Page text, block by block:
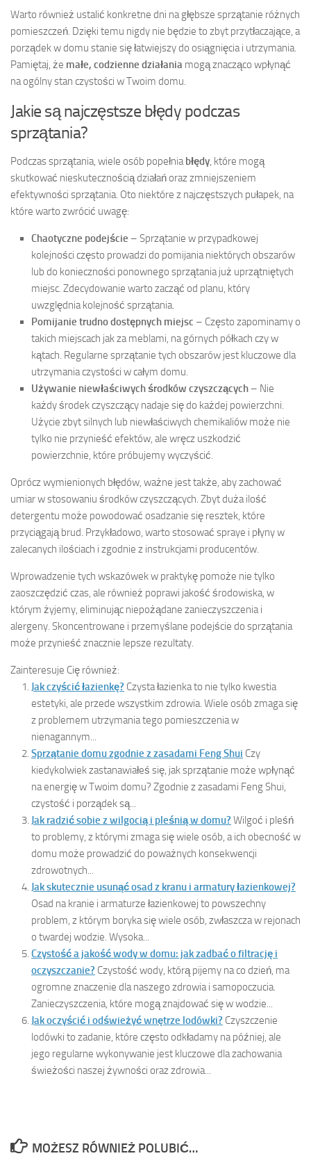
Warto również ustalić konkretne dni na głębsze sprzątanie różnych
pomieszczeń. Dzięki temu nigdy nie będzie to zbyt przytłaczające, a
porządek w domu stanie się łatwiejszy do osiągnięcia i utrzymania.
Pamiętaj, że małe, codzienne działania mogą znacząco wpłynąć
na ogólny stan czystości w Twoim domu.
Jakie są najczęstsze błędy podczas
sprzątania?
Podczas sprzątania, wiele osób popełniabłędy, które mogą
skutkować nieskutecznością działań oraz zmniejszeniem
efektywności sprzątania. Oto niektóre z najczęstszych pułapek, na
które warto zwrócić uwagę:
Chaotyczne podejście – Sprzątanie w przypadkowej
kolejności często prowadzi do pomijania niektórych obszarów
lub do konieczności ponownego sprzątania już uprzątniętych
miejsc. Zdecydowanie warto zacząć od planu, który
uwzględnia kolejność sprzątania.
Pomijanie trudno dostępnych miejsc – Często zapominamy o
takich miejscach jak za meblami, na górnych półkach czy w
kątach. Regularne sprzątanie tych obszarów jest kluczowe dla
utrzymania czystości w całym domu.
Używanie niewłaściwych środków czyszczących – Nie
każdy środek czyszczący nadaje się do każdej powierzchni.
Użycie zbyt silnych lub niewłaściwych chemikaliów może nie
tylko nie przynieść efektów, ale wręcz uszkodzić
powierzchnie, które próbujemy wyczyścić.
Oprócz wymienionych błędów, ważne jest także, aby zachować
umiar w stosowaniu środków czyszczących. Zbyt duża ilość
detergentu może powodować osadzanie się resztek, które
przyciągają brud. Przykładowo, warto stosować spraye i płyny w
zalecanych ilościach i zgodnie z instrukcjami producentów.
Wprowadzenie tych wskazówek w praktykę pomoże nie tylko
zaoszczędzić czas, ale również poprawi jakość środowiska, w
którym żyjemy, eliminując niepożądane zanieczyszczenia i
alergeny. Skoncentrowane i przemyślane podejście do sprzątania
może przynieść znacznie lepsze rezultaty.
Zainteresuje Cię również:
Jak czyścić łazienkę? Czysta łazienka to nie tylko kwestia
estetyki, ale przede wszystkim zdrowia. Wiele osób zmaga się
z problemem utrzymania tego pomieszczenia w
nienagannym...
Sprzątanie domu zgodnie z zasadami Feng Shui Czy
kiedykolwiek zastanawiałeś się, jak sprzątanie może wpłynąć
na energię w Twoim domu? Zgodnie z zasadami Feng Shui,
czystość i porządek są...
Jak radzić sobie z wilgocią i pleśnią w domu? Wilgoć i pleśń
to problemy, z którymi zmaga się wiele osób, a ich obecność w
domu może prowadzić do poważnych konsekwencji
zdrowotnych...
Jak skutecznie usunąć osad z kranu i armatury łazienkowej?
Osad na kranie i armaturze łazienkowej to powszechny
problem, z którym boryka się wiele osób, zwłaszcza w rejonach
o twardej wodzie. Wysoka...
Czystość a jakość wody w domu: jak zadbać o filtrację i
oczyszczanie? Czystość wody, którą pijemy na co dzień, ma
ogromne znaczenie dla naszego zdrowia i samopoczucia.
Zanieczyszczenia, które mogą znajdować się w wodzie...
Jak oczyścić i odświeżyć wnętrze lodówki? Czyszczenie
lodówki to zadanie, które często odkładamy na później, ale
jego regularne wykonywanie jest kluczowe dla zachowania
świeżości naszej żywności oraz zdrowia...
MOŻESZ RÓWNIEŻ POLUBIĆ…